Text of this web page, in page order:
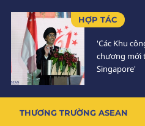
HỢP TÁC
'Các Khu
chương mới
Singapore'
THƯƠNG TRƯỜNG ASEAN